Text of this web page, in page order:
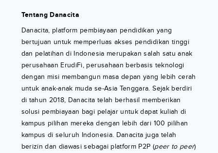
Tentang Danacita
Danacita, platform pembiayaan pendidikan yang
bertujuan untuk memperluas akses pendidikan tinggi
dan pelatihan di Indonesia merupakan salah satu anak
perusahaan ErudiFi, perusahaan berbasis teknologi
dengan misi membangun masa depan yang lebih cerah
untuk anak-anak muda se-Asia Tenggara. Sejak berdiri
di tahun 2018, Danacita telah berhasil memberikan
solusi pembiayaan bagi pelajar untuk dapat kuliah di
kampus pilihan mereka dengan lebih dari 100 pilihan
kampus di seluruh Indonesia. Danacita juga telah
berizin dan diawasi sebagai platform P2P (peer to peer)